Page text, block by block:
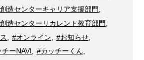
造センターキャリア支援部門
造センターリカレント教育部門
#オンライン #お知らせ,
ーNAVI #カッチーくん